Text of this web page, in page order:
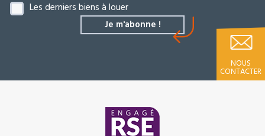
Les derniers biens à louer
NOUS
CONTACTER